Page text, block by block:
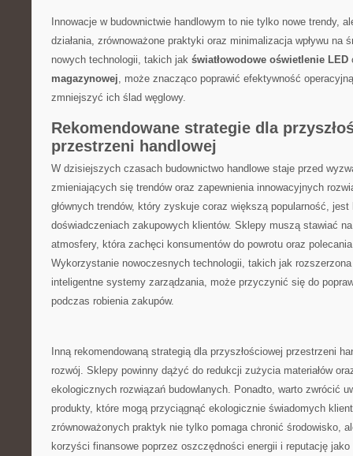
Innowacje w budownictwie handlowym ​to nie tylko nowe trendy,
⁤działania, zrównoważone praktyki oraz minimalizacja wpływu na
nowych technologii, takich jak⁣ światłowodowe oświetlenie LED
magazynowej, ‍może znacząco poprawić efektywność
zmniejszyć ich ślad ⁣węglowy.
Rekomendowane strategie dla
przestrzeni handlowej
W dzisiejszych czasach budownictwo handlowe staje‌ przed
zmieniających się trendów oraz zapewnienia⁢ innowacyjnych
głównych trendów, który zyskuje coraz ⁢większą popularność, jest
doświadczeniach zakupowych klientów. Sklepy muszą stawiać
atmosfery, która zachęci⁤ konsumentów do⁤ powrotu oraz
Wykorzystanie nowoczesnych technologii, takich jak
inteligentne systemy zarządzania,⁢ może przyczynić się do
podczas robienia zakupów.
Inną rekomendowaną strategią dla przyszłościowej przestrzeni
rozwój. Sklepy powinny dążyć do⁣ redukcji zużycia materiałów
ekologicznych rozwiązań budowlanych.⁣ Ponadto, warto zwrócić
produkty, które mogą przyciągnąć ekologicznie świadomych
zrównoważonych praktyk nie tylko pomaga chronić środowisko,
korzyści finansowe ‌poprzez ⁣oszczędności‌ energii i reputację